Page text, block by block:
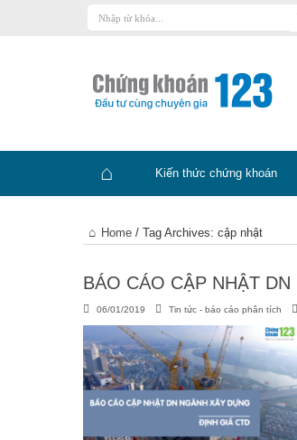
Trang chủ
Kiến thức chứng khoán
Tin tức – báo cáo phân tích
Sản phẩm – dịch vụ
Trang
chủ
Kiến thức chứng khoán
Home / Tag Archives: cập nhật
BÁO CÁO CẬP NHẬT
06/01/2019 Tin tức - báo cáo phân tích